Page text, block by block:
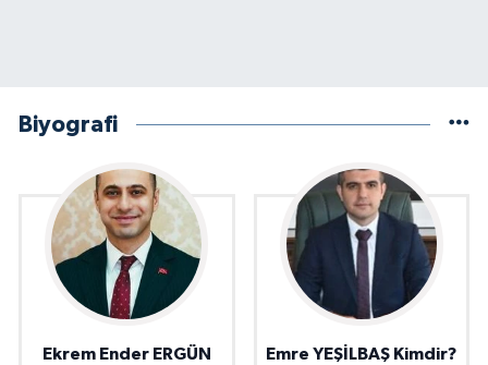
Biyografi
Ekrem Ender ERGÜN
Emre YEŞİLBAŞ Kimdir?